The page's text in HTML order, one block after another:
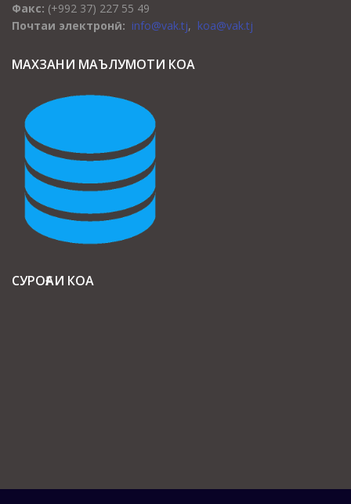
Факс: (+992 37) 227 55 49
Почтаи электронӣ: info@vak.tj, koa@vak.tj
МАХЗАНИ МАЪЛУМОТИ КОА
СУРОҒАИ КОА